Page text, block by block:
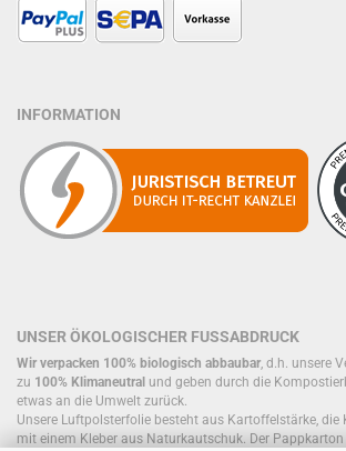
INFORMATION
UNSER ÖKOLOGISCHER FUSSABDRUCK
Wir verpacken 100% biologisch abbaubar, d.h. unsere
zu 100% Klimaneutral und geben durch die
etwas an die Umwelt zurück.
Unsere Luftpolsterfolie besteht aus Kartoffelstärke, die
mit einem Kleber aus Naturkautschuk. Der